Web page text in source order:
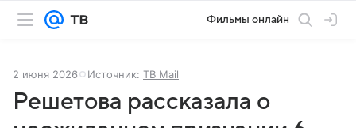
Фильмы онлайн
2 июня 2026 Источник: ТВ Mail
Решетова рассказала о